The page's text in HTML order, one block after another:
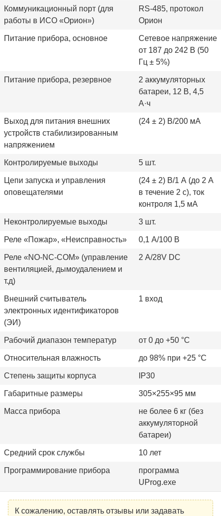
Коммуникационный порт (для
работы в ИСО «Орион»)
RS-485, протокол
Орион
Питание прибора, основное
Сетевое напряжение
от 187 до 242 В (50
Гц ± 5%)
Питание прибора, резервное
2 аккумуляторных
батареи, 12 В, 4,5
А·ч
Выход для питания внешних
устройств стабилизированным
напряжением
(24 ± 2) В/200 мА
Контролируемые выходы 5 шт.
Цепи запуска и управления
оповещателями
(24 ± 2) В/1 А (до 2 А
в течение 2 с), ток
контроля 1,5 мА
Неконтролируемые выходы 3 шт.
Реле «Пожар», «Неисправность» 0,1 А/100 В
Реле «NO-NC-COM» (управление
вентиляцией, дымоудалением и
т.д)
2 А/28V DC
Внешний считыватель
электронных идентификаторов
(ЭИ)
1 вход
Рабочий диапазон температур от 0 до +50 °C
Относительная влажность до 98% при +25 °C
Степень защиты корпуса IР30
Габаритные размеры 305×255×95 мм
Масса прибора
не более 6 кг (без
аккумуляторной
батареи)
Средний срок службы 10 лет
Программирование прибора
программа
UProg.exe
К сожалению, оставлять отзывы или задавать